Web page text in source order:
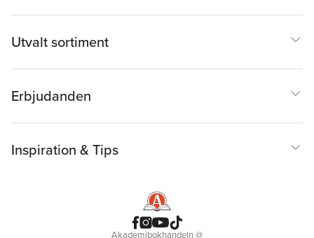
Utvalt sortiment
Erbjudanden
Inspiration & Tips
Akademibokhandeln@